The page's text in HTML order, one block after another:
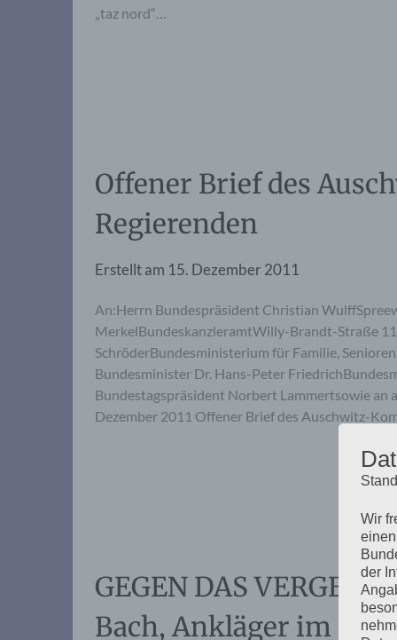
„taz nord“…
Offener Brief des
Regierenden
Erstellt am 15. Dezember 2011
An:Herrn Bundespräsident Christian
MerkelBundeskanzleramtWilly-Brandt-Straße
SchröderBundesministerium für Familie,
Bundesminister Dr. Hans-Peter
Bundestagspräsident Norbert Lammertsowie an
Dezember 2011 Offener Brief des Auschwitz-
GEGEN DAS
Bach, Ankläger im
Wir
der